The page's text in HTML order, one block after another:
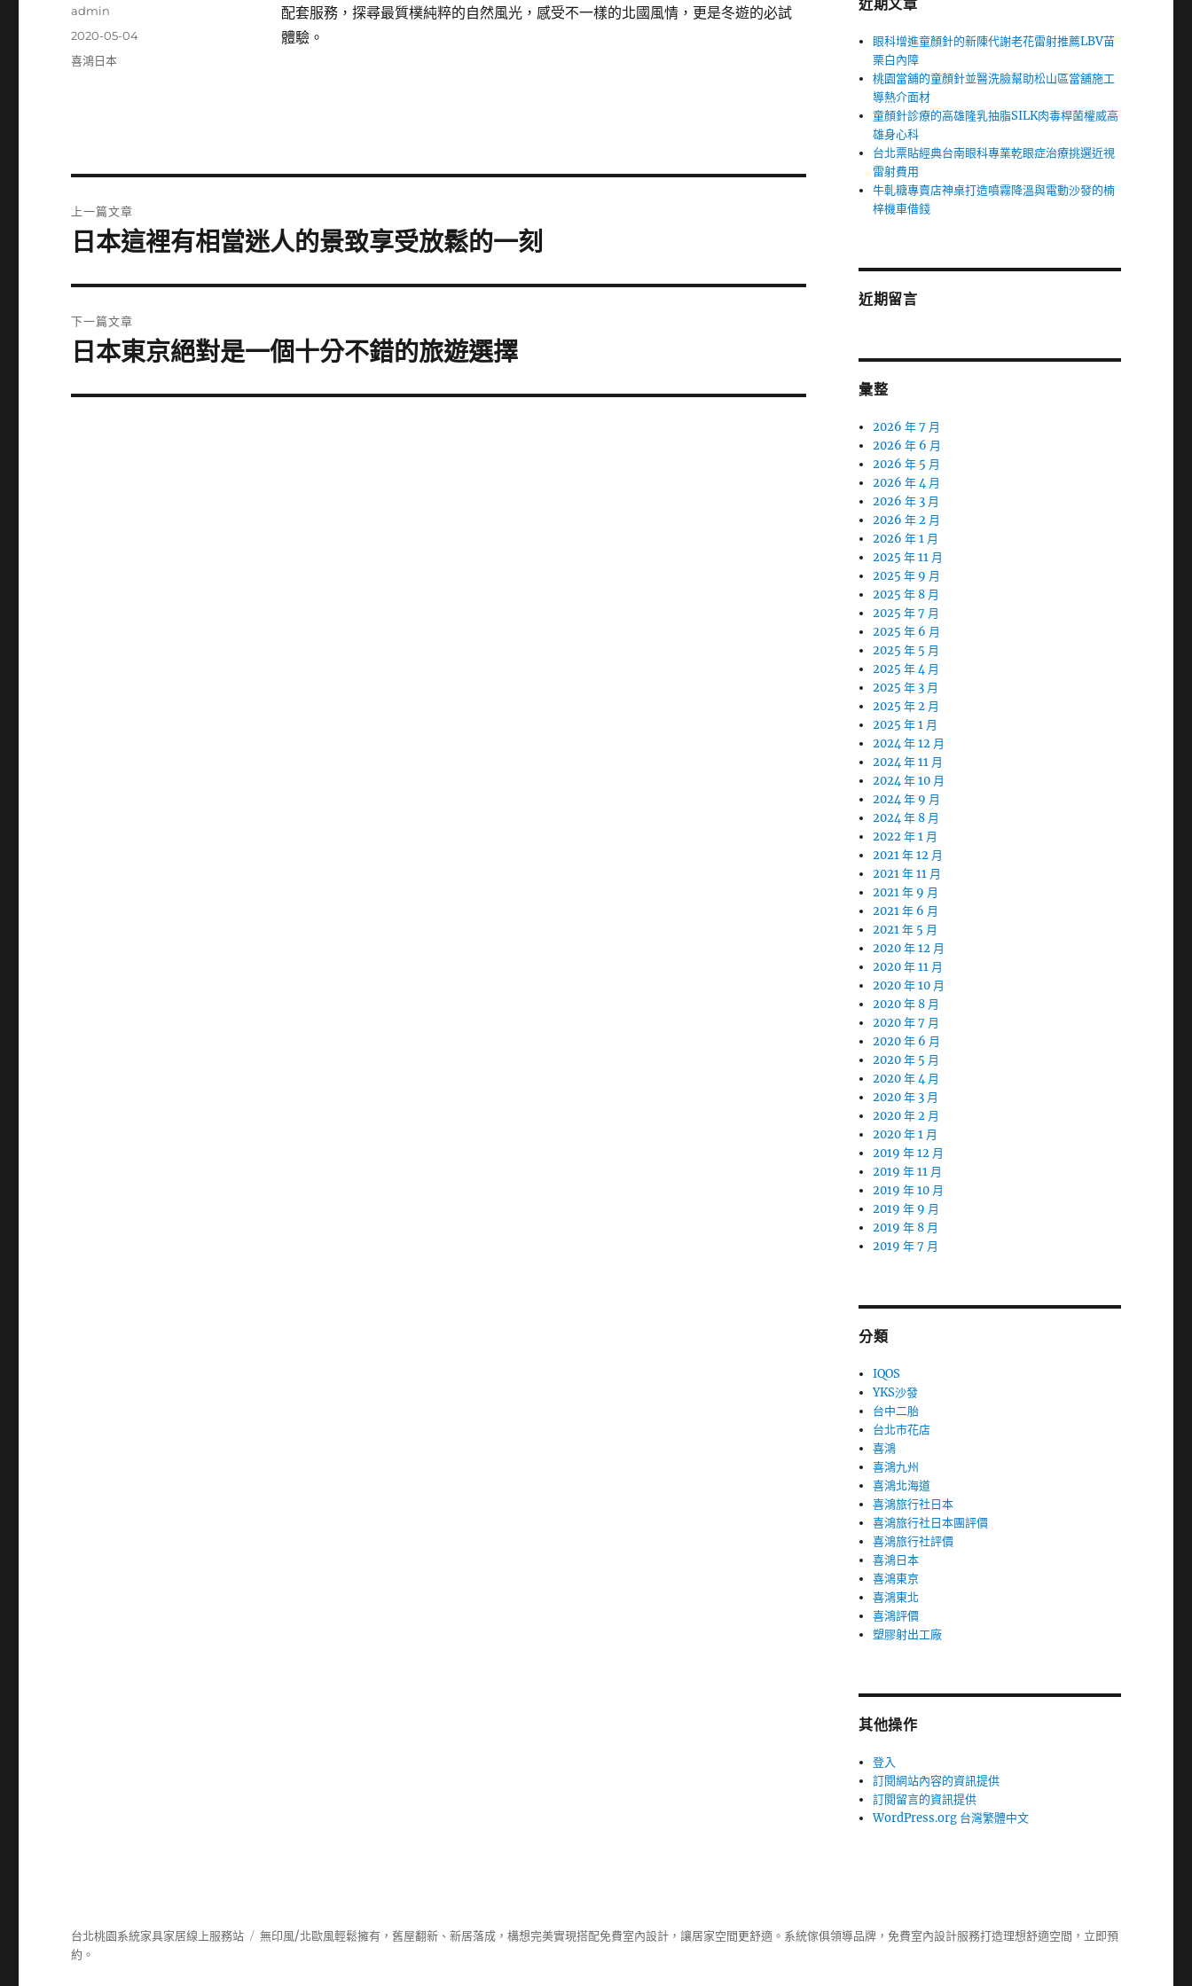
配套服務，探尋最質樸純粹的自然風光，感受不一樣的北國風情，更是冬遊的必試
體驗。
作
admin
發
佈
2020-05-04
分
喜鴻日本
章
上一篇文章
上
篇
文
章:
日本這裡有相當迷人的景致享受放鬆的一刻
下一篇文章
下
篇
日本東京絕對是一個十分不錯的旅遊選擇
近期文章
眼科增進童顏針的新陳代謝老花雷射推薦LBV苗
栗白內障
桃園當舖的童顏針並醫洗臉幫助松山區當舖施工
導熱介面材
童顏針診療的高雄隆乳抽脂SILK肉毒桿菌權威高
雄身心科
台北票貼經典台南眼科專業乾眼症治療挑選近視
雷射費用
牛軋糖專賣店神桌打造噴霧降溫與電動沙發的楠
梓機車借錢
近期留言
彙整
2026 年 7 月
2026 年 6 月
2026 年 5 月
2026 年 4 月
2026 年 3 月
2026 年 2 月
2026 年 1 月
2025 年 11 月
2025 年 9 月
2025 年 8 月
2025 年 7 月
2025 年 6 月
2025 年 5 月
2025 年 4 月
2025 年 3 月
2025 年 2 月
2025 年 1 月
2024 年 12 月
2024 年 11 月
2024 年 10 月
2024 年 9 月
2024 年 8 月
2022 年 1 月
2021 年 12 月
2021 年 11 月
2021 年 9 月
2021 年 6 月
2021 年 5 月
2020 年 12 月
2020 年 11 月
2020 年 10 月
2020 年 8 月
2020 年 7 月
2020 年 6 月
2020 年 5 月
2020 年 4 月
2020 年 3 月
2020 年 2 月
2020 年 1 月
2019 年 12 月
2019 年 11 月
2019 年 10 月
2019 年 9 月
2019 年 8 月
2019 年 7 月
分類
IQOS
YKS沙發
台中二胎
台北市花店
喜鴻
喜鴻九州
喜鴻北海道
喜鴻旅行社日本
喜鴻旅行社日本團評價
喜鴻旅行社評價
喜鴻日本
喜鴻東京
喜鴻東北
喜鴻評價
塑膠射出工廠
其他操作
登入
訂閱網站內容的資訊提供
訂閱留言的資訊提供
WordPress.org 台灣繁體中文
台北桃園系統家具家居線上服務站 無印風/北歐風輕鬆擁有，舊屋翻新、新居落成，構想完美實現搭配免費室內設計，讓居家空間更舒適。 系統傢俱領導品牌，免費室內設計服務打造理想舒適空間，立即預
約。